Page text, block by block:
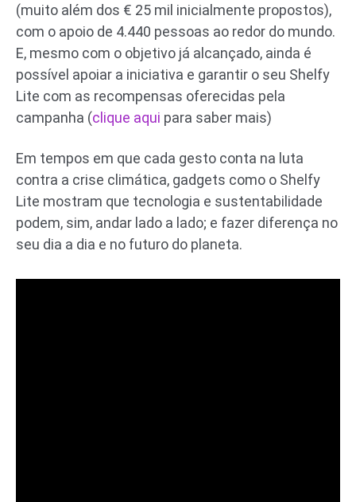
(muito além dos € 25 mil inicialmente propostos),
com o apoio de 4.440 pessoas ao redor do mundo.
E, mesmo com o objetivo já alcançado, ainda é
possível apoiar a iniciativa e garantir o seu Shelfy
Lite com as recompensas oferecidas pela
campanha (clique aqui para saber mais)
Em tempos em que cada gesto conta na luta
contra a crise climática, gadgets como o Shelfy
Lite mostram que tecnologia e sustentabilidade
podem, sim, andar lado a lado; e fazer diferença no
seu dia a dia e no futuro do planeta.